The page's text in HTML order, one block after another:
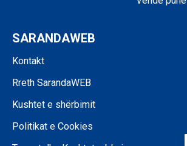
SARANDAWEB
Kontakt
Rreth SarandaWEB
Kushtet e shërbimit
Politikat e Cookies